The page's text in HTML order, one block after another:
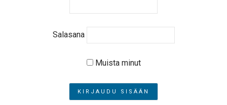
Salasana
Muista minut